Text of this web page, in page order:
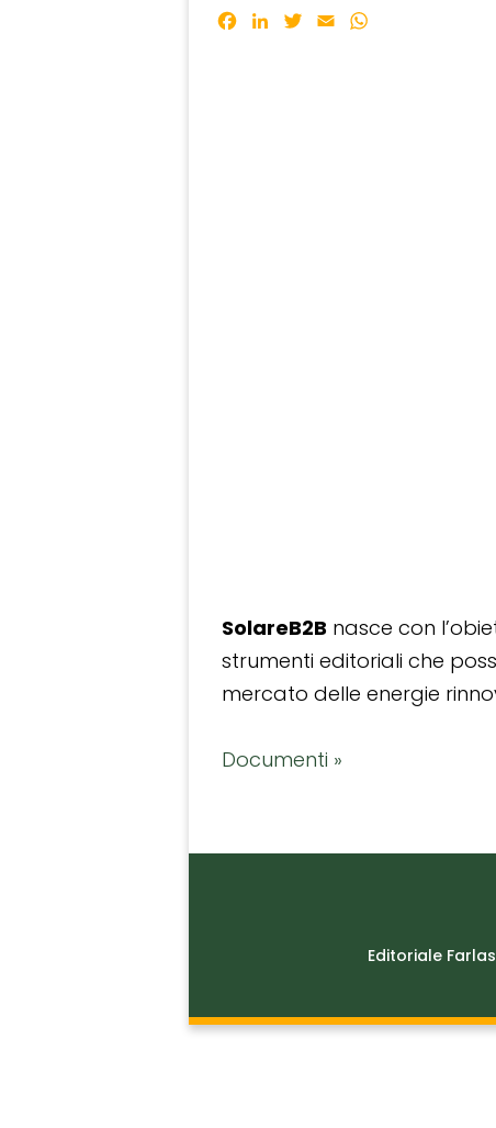
Facebook
LinkedInTwitter
Email
SolareB2B nasce con
strumenti editoriali che
mercato delle energie
Documenti »
Editoriale